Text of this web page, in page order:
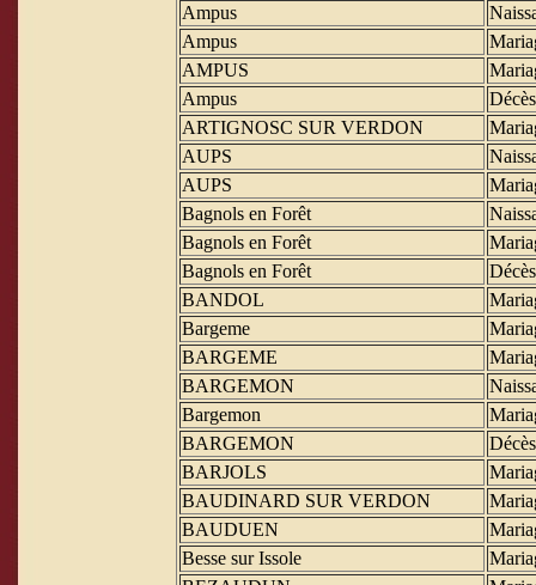
Ampus
Ampus
AMPUS
Ampus
Décès
ARTIGNOSC SUR VERDON
AUPS
AUPS
Bagnols en Forêt
Bagnols en Forêt
Bagnols en Forêt
Décès
BANDOL
Bargeme
BARGEME
BARGEMON
Bargemon
BARGEMON
Décès
BARJOLS
BAUDINARD SUR VERDON
BAUDUEN
Besse sur Issole